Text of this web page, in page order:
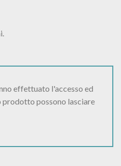
effettuato l'accesso ed
prodotto possono lasciare